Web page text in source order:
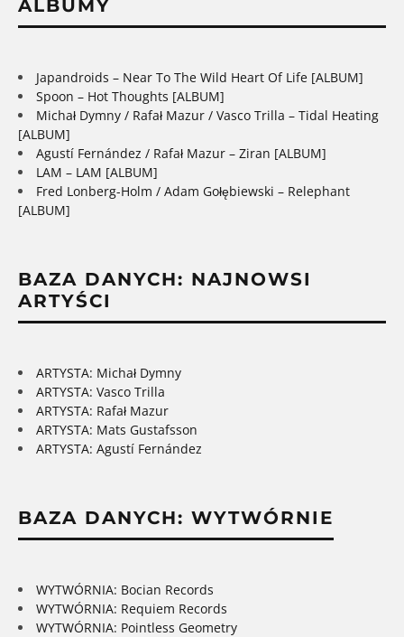
ALBUMY
Japandroids – Near To The Wild Heart Of Life [ALBUM]
Spoon – Hot Thoughts [ALBUM]
Michał Dymny / Rafał Mazur / Vasco Trilla – Tidal Heating
[ALBUM]
Agustí Fernández / Rafał Mazur – Ziran [ALBUM]
LAM – LAM [ALBUM]
Fred Lonberg-Holm / Adam Gołębiewski – Relephant
[ALBUM]
BAZA DANYCH: NAJNOWSI
ARTYŚCI
ARTYSTA: Michał Dymny
ARTYSTA: Vasco Trilla
ARTYSTA: Rafał Mazur
ARTYSTA: Mats Gustafsson
ARTYSTA: Agustí Fernández
BAZA DANYCH: WYTWÓRNIE
WYTWÓRNIA: Bocian Records
WYTWÓRNIA: Requiem Records
WYTWÓRNIA: Pointless Geometry